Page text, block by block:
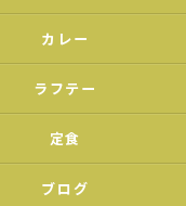
カレー
ラフテー
定食
ブログ